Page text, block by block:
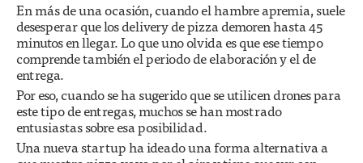
En más de una ocasión, cuando el hambre apremia, suele
desesperar que los delivery de pizza demoren hasta 45
minutos en llegar. Lo que uno olvida es que ese tiempo
comprende también el periodo de elaboración y el de
entrega.
Por eso, cuando se ha sugerido que se utilicen drones para
este tipo de entregas, muchos se han mostrado
entusiastas sobre esa posibilidad.
Una nueva startup ha ideado una forma alternativa a